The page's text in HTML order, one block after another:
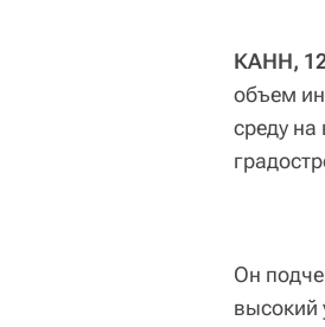
КАНН,
объем
среду
Он
высокий